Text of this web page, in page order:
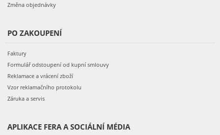
Změna objednávky
PO ZAKOUPENÍ
Faktury
Formulář odstoupení od kupní smlouvy
Reklamace a vrácení zboží
Vzor reklamačního protokolu
Záruka a servis
APLIKACE FERA A SOCIÁLNÍ MÉDIA